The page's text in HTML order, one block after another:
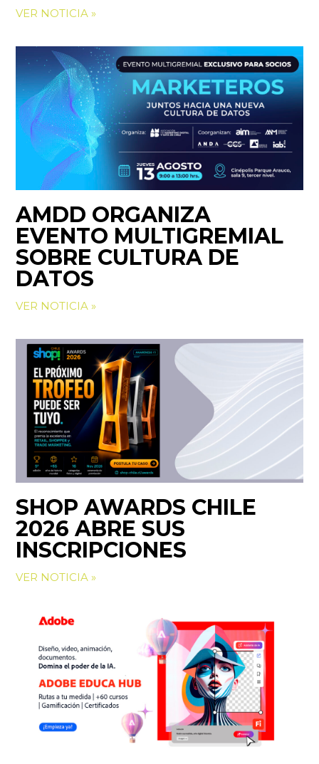
VER NOTICIA »
AMDD ORGANIZA
EVENTO MULTIGREMIAL
SOBRE CULTURA DE
DATOS
VER NOTICIA »
SHOP AWARDS CHILE
2026 ABRE SUS
INSCRIPCIONES
VER NOTICIA »